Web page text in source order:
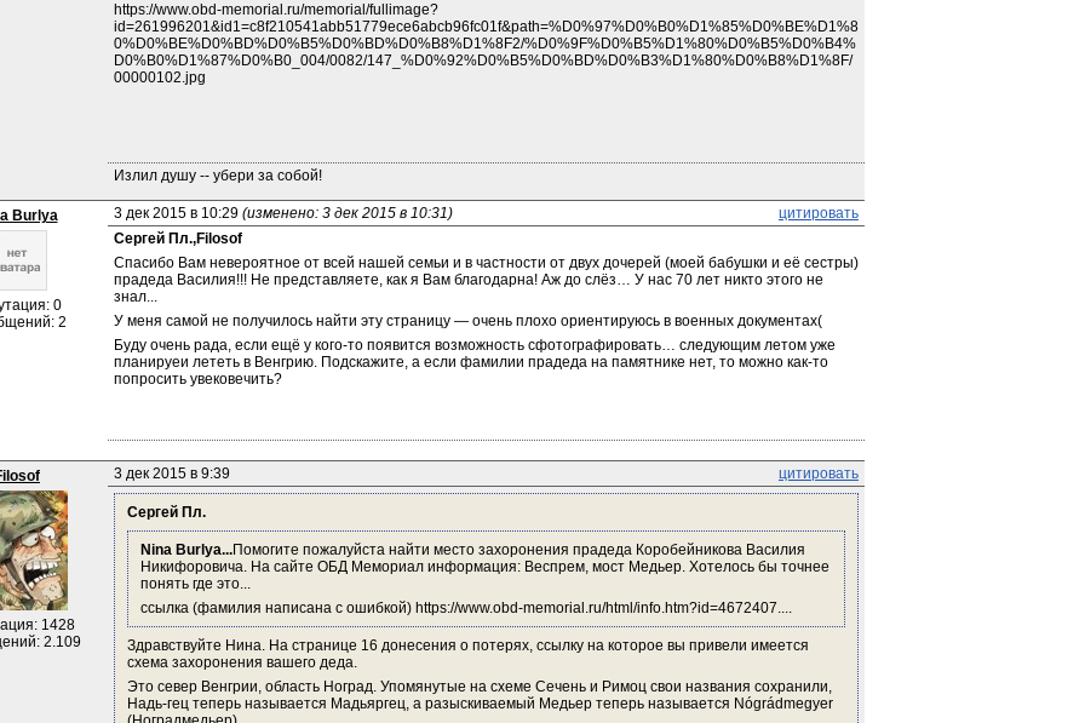
https://www.obd-memorial.ru/memorial/fullimage?
id=261996201&id1=c8f210541abb51779ece6abcb96fc01f&path=%D0%97%D0%B0%D1%85%D0%BE%D1%8
0%D0%BE%D0%BD%D0%B5%D0%BD%D0%B8%D1%8F2/%D0%9F%D0%B5%D1%80%D0%B5%D0%B4%
D0%B0%D1%87%D0%B0_004/0082/147_%D0%92%D0%B5%D0%BD%D0%B3%D1%80%D0%B8%D1%8F/
00000102.jpg
Излил душу -- убери за собой!
Burlya
0
2
3 дек 2015 в 10:29 (изменено: 3 дек 2015 в 10:31)
цитировать
Сергей Пл.,Filosof
Спасибо Вам невероятное от всей нашей семьи и в частности от двух дочерей (моей бабушки и её сестры)
прадеда Василия!!! Не представляете, как я Вам благодарна! Аж до слёз… У нас 70 лет никто этого не
знал...
У меня самой не получилось найти эту страницу — очень плохо ориентируюсь в военных документах(
Буду очень рада, если ещё у кого-то появится возможность сфотографировать… следующим летом уже
планируеи лететь в Венгрию. Подскажите, а если фамилии прадеда на памятнике нет, то можно как-то
попросить увековечить?
1428
2.109
3 дек 2015 в 9:39 цитировать
Сергей Пл.
Nina Burlya...Помогите пожалуйста найти место захоронения прадеда Коробейникова Василия
Никифоровича. На сайте ОБД Мемориал информация: Веспрем, мост Медьер. Хотелось бы точнее
понять где это...
ссылка (фамилия написана с ошибкой) https://www.obd-memorial.ru/html/info.htm?id=4672407....
Здравствуйте Нина. На странице 16 донесения о потерях, ссылку на которое вы привели имеется
схема захоронения вашего деда.
Это север Венгрии, область Ноград. Упомянутые на схеме Сечень и Римоц свои названия сохранили,
Надь-гец теперь называется Мадьяргец, а разыскиваемый Медьер теперь называется Nógrádmegyer